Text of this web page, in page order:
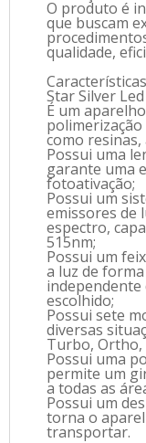
O produto é
que buscam
qualidade,
Star Silver
É um
como resinas,
Possui uma
garante uma
fotoativação;
Possui um
emissores de
espectro,
515nm;
Possui um
a luz de
escolhido;
Possui sete
diversas
Turbo, Ortho,
Possui uma
permite um
a todas as
Possui um
torna o
transportar.